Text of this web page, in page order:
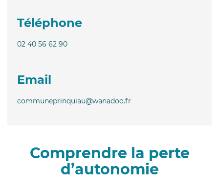
Téléphone
02 40 56 62 90
Email
communeprinquiau@wanadoo.fr
Comprendre la perte
d’autonomie